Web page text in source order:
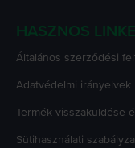
HASZNOS
Általános szerződési
Adatvédelmi irányelvek
Termék visszaküldése
Sütihasználati